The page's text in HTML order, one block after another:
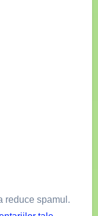
reduce spamul.